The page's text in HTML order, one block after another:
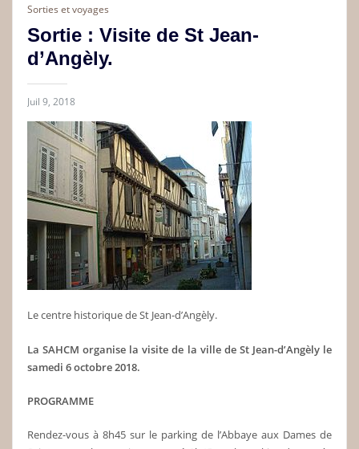
Sorties et voyages
Sortie : Visite de St Jean-
d’Angèly.
Juil 9, 2018
Le centre historique de St Jean-d’Angèly.
La SAHCM organise la visite de la ville de St Jean-d’Angèly le
samedi 6 octobre 2018.
PROGRAMME
Rendez-vous à 8h45 sur le parking de l’Abbaye aux Dames de